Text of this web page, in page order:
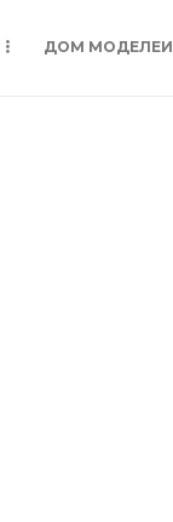
ДОМ МОДЕЛЕИ